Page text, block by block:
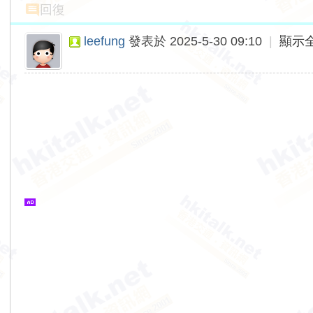
回復
leefung 發表於 2025-5-30 09:10 顯示